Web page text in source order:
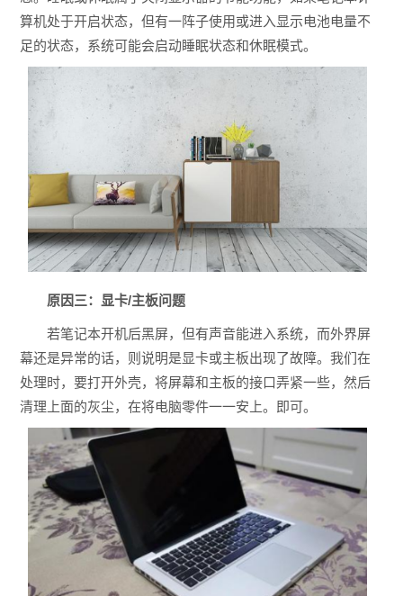
算机处于开启状态，但有一阵子使用或进入显示电池电量不
足的状态，系统可能会启动睡眠状态和休眠模式。
原因三：显卡/主板问题
若笔记本开机后黑屏，但有声音能进入系统，而外界屏
幕还是异常的话，则说明是显卡或主板出现了故障。我们在
处理时，要打开外壳，将屏幕和主板的接口弄紧一些，然后
清理上面的灰尘，在将电脑零件一一安上。即可。